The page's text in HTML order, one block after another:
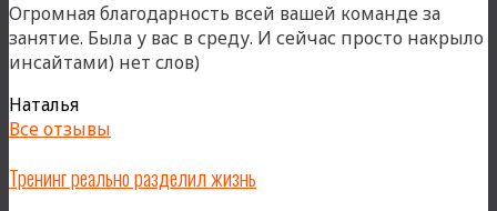
Огромная благодарность всей вашей команде за
занятие. Была у вас в среду. И сейчас просто накрыло
инсайтами) нет слов)
Наталья
Все отзывы
Тренинг реально разделил жизнь